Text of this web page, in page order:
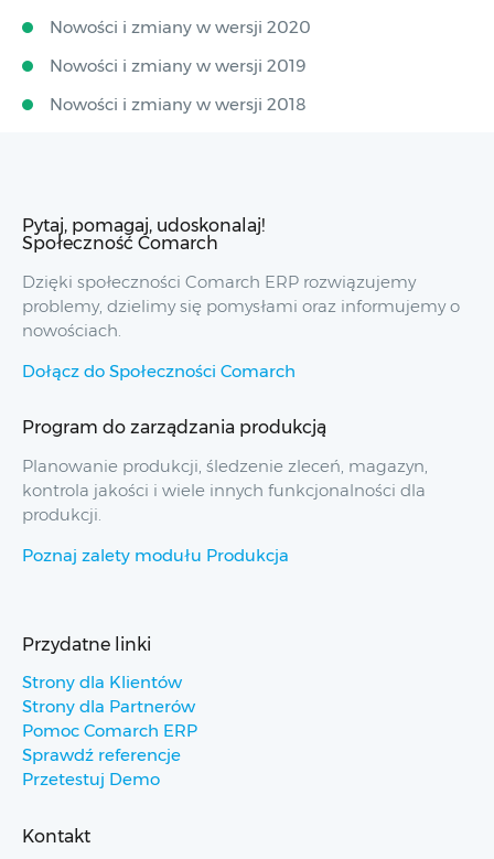
Nowości i zmiany w wersji 2020
Nowości i zmiany w wersji 2019
Nowości i zmiany w wersji 2018
Pytaj, pomagaj, udoskonalaj!
Społeczność Comarch
Dzięki społeczności Comarch ERP rozwiązujemy
problemy, dzielimy się pomysłami oraz informujemy o
nowościach.
Dołącz do Społeczności Comarch
Program do zarządzania produkcją
Planowanie produkcji, śledzenie zleceń, magazyn,
kontrola jakości i wiele innych funkcjonalności dla
produkcji.
Poznaj zalety modułu Produkcja
Przydatne linki
Strony dla Klientów
Strony dla Partnerów
Pomoc Comarch ERP
Sprawdź referencje
Przetestuj Demo
Kontakt